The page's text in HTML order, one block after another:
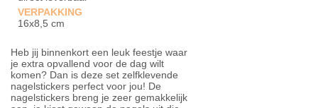
VERPAKKING
16x8,5 cm
Heb jij binnenkort een leuk feestje waar
je extra opvallend voor de dag wilt
komen? Dan is deze set zelfklevende
nagelstickers perfect voor jou! De
nagelstickers breng je zeer gemakkelijk